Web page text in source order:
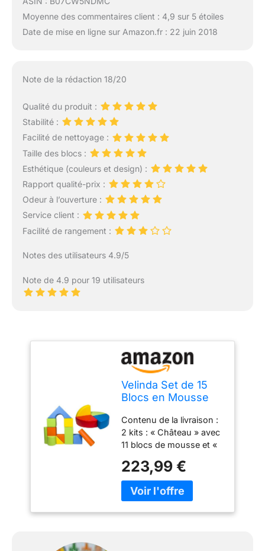
Moyenne des commentaires client : 4,9 sur 5 étoiles
Date de mise en ligne sur Amazon.fr : 22 juin 2018
Note de la rédaction 18/20
Qualité du produit :
Stabilité :
Facilité de nettoyage :
Taille des blocs :
Esthétique (couleurs et design) :
Rapport qualité-prix :
Odeur à l’ouverture :
Service client :
Facilité de rangement :
Notes des utilisateurs 4.9/5
Note de 4.9 pour 19 utilisateurs
Velinda Set de 15
Blocs en Mousse
creches, écoles
maternelles
(Couleur: mix2)
Contenu de la livraison :
2 kits : « Château » avec
11 blocs de mousse et «
grands blocs de
construction sont
parfaits pour les crèches,
223,99 €